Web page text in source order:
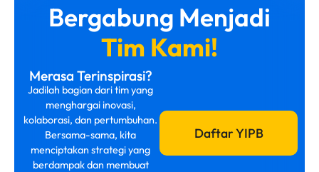
Bergabung Menjadi
Tim Kami!
Merasa Terinspirasi?
Jadilah bagian dari tim yang
menghargai inovasi,
kolaborasi, dan pertumbuhan.
Bersama-sama, kita
menciptakan strategi yang
berdampak dan membuat
Daftar YIPB